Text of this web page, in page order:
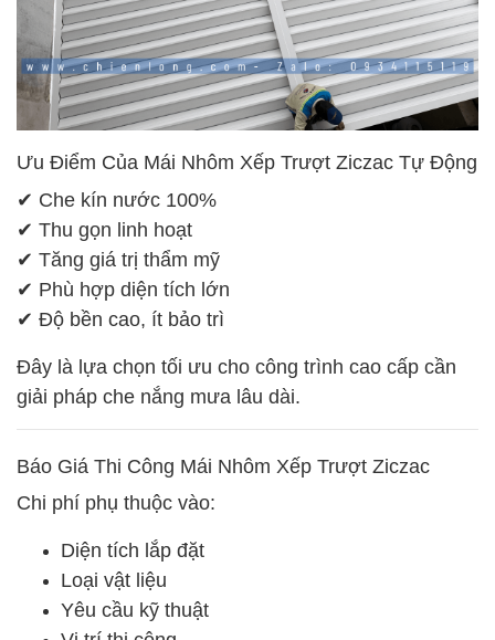
Ưu Điểm Của Mái Nhôm Xếp Trượt Ziczac Tự Động
✔ Che kín nước 100%
✔ Thu gọn linh hoạt
✔ Tăng giá trị thẩm mỹ
✔ Phù hợp diện tích lớn
✔ Độ bền cao, ít bảo trì
Đây là lựa chọn tối ưu cho công trình cao cấp cần
giải pháp che nắng mưa lâu dài.
Báo Giá Thi Công Mái Nhôm Xếp Trượt Ziczac
Chi phí phụ thuộc vào:
Diện tích lắp đặt
Loại vật liệu
Yêu cầu kỹ thuật